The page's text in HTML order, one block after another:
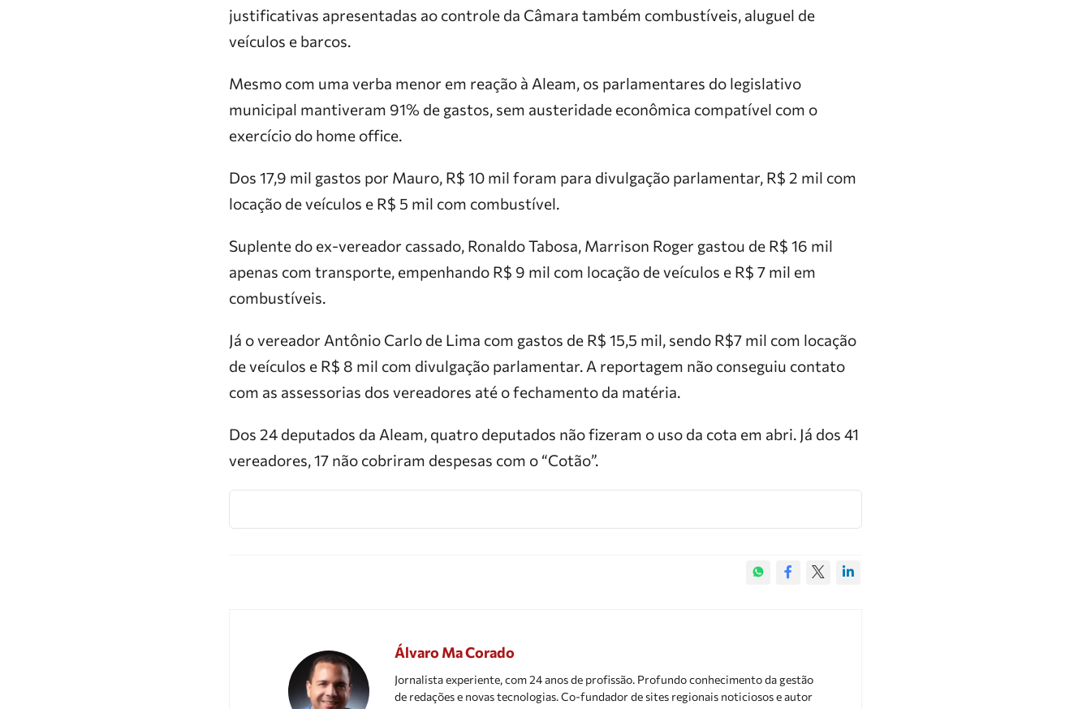
justificativas apresentadas ao controle da Câmara também combustíveis, aluguel de
veículos e barcos.
Mesmo com uma verba menor em reação à Aleam, os parlamentares do legislativo
municipal mantiveram 91% de gastos, sem austeridade econômica compatível com o
exercício do home office.
Dos 17,9 mil gastos por Mauro, R$ 10 mil foram para divulgação parlamentar, R$ 2 mil com
locação de veículos e R$ 5 mil com combustível.
Suplente do ex-vereador cassado, Ronaldo Tabosa, Marrison Roger gastou de R$ 16 mil
apenas com transporte, empenhando R$ 9 mil com locação de veículos e R$ 7 mil em
combustíveis.
Já o vereador Antônio Carlo de Lima com gastos de R$ 15,5 mil, sendo R$7 mil com locação
de veículos e R$ 8 mil com divulgação parlamentar. A reportagem não conseguiu contato
com as assessorias dos vereadores até o fechamento da matéria.
Dos 24 deputados da Aleam, quatro deputados não fizeram o uso da cota em abri. Já dos 41
vereadores, 17 não cobriram despesas com o “Cotão”.
Álvaro Ma Corado
Jornalista experiente, com 24 anos de profissão. Profundo conhecimento da gestão
de redações e novas tecnologias. Co-fundador de sites regionais noticiosos e autor